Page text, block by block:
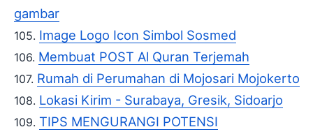
gambar
Image Logo Icon Simbol Sosmed
Membuat POST Al Quran Terjemah
Rumah di Perumahan di Mojosari Mojokerto
Lokasi Kirim - Surabaya, Gresik, Sidoarjo
TIPS MENGURANGI POTENSI